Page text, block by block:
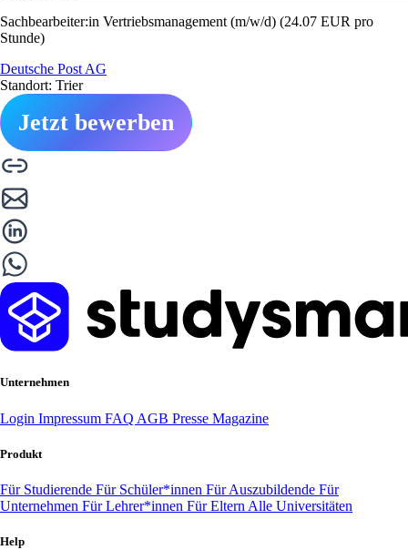
Sachbearbeiter:in Vertriebsmanagement (m/w/d) (24.07 EUR pro
Stunde)
Deutsche Post AG
Standort: Trier
Jetzt bewerben
Unternehmen
Login Impressum FAQ AGB Presse Magazine
Produkt
Für Studierende Für Schüler*innen Für Auszubildende Für
Unternehmen Für Lehrer*innen Für Eltern Alle Universitäten
Help